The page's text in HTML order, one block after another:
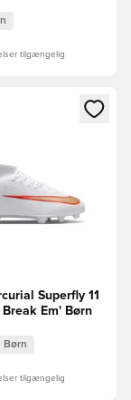
tilgængelig
dig som
Modal til at logge
Superfly 11
Em' Børn
Børn
tilgængelig